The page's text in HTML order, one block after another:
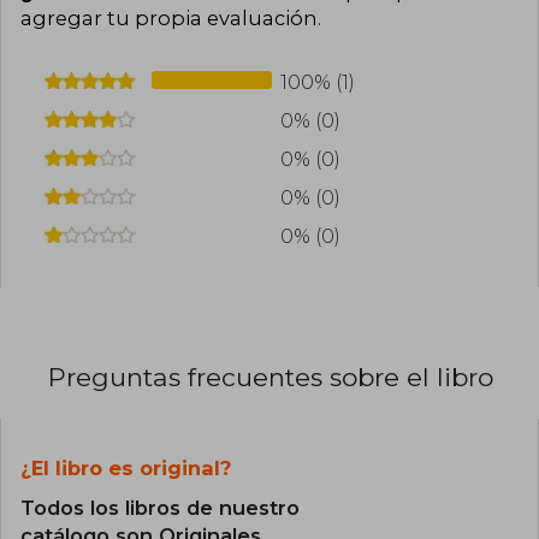
perspectiva más dispersa y múltiple. Tolstói,
según Berlin, encarna ambos roles: por su
Este ensayo se ha convertido en una obra
esencial para comprender las diferentes
aproximaciones al pensamiento y la historia.
agregar tu propia evaluación.
100% (1)
0% (0)
0% (0)
0% (0)
0% (0)
Preguntas frecuentes sobre el libro
¿El libro es original?
Todos los libros de nuestro